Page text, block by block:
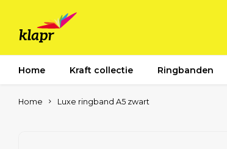
Home Kraft collectie Ringbanden
Home Luxe ringband A5 zwart